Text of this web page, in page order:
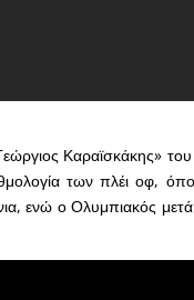
Καραϊσκάκης» του
των πλέι οφ,
ενώ ο Ολυμπιακός